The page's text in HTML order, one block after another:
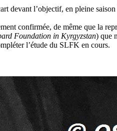
devant l’objectif, en pleine
confirmée, de même que la
Foundation in Kyrgyzstan) que
l’étude du SLFK en cours.